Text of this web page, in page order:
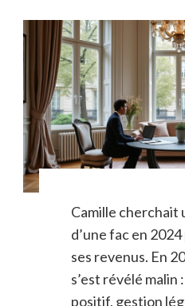
Camille cherchait
d’une fac en
ses revenus. En
s’est révélé malin
positif, gestion